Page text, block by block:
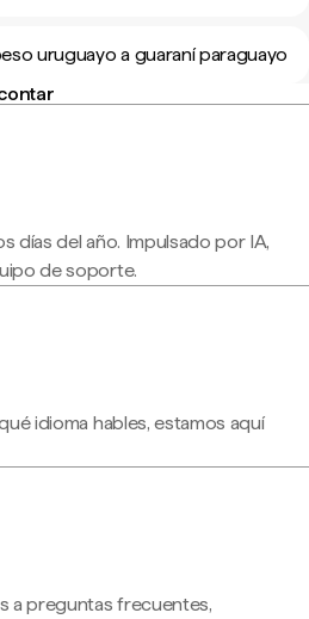
uruguayo a guaraní paraguayo
días del año. Impulsado por IA,
de soporte.
idioma hables, estamos aquí
a preguntas frecuentes,